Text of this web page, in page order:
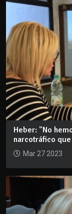
Heber: "No
narcotráfico
Mar 27 2023